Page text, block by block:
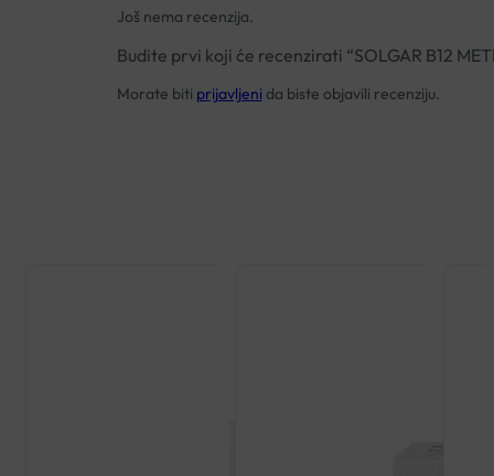
Još nema recenzija.
Budite prvi koji će recenzirati “SOLGAR B12
Morate biti prijavljeni da biste objavili recenziju.